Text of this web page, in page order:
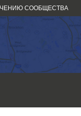
СООБЩЕСТВА